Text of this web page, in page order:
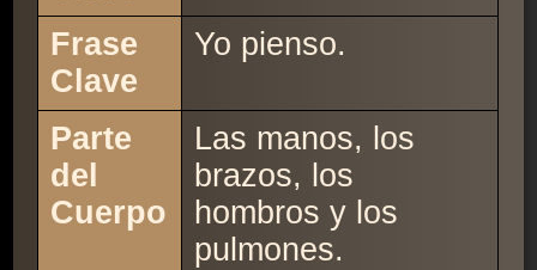
Frase
Clave
Yo pienso.
Parte
del
Cuerpo
Las manos, los
brazos, los
hombros y los
pulmones.